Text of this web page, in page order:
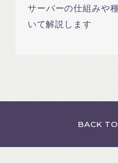
サーバーの仕組みや
いて解説します
BACK